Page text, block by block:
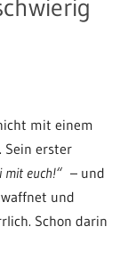
mit einem
Sein erster
mit euch!“ – und
und
Schon darin